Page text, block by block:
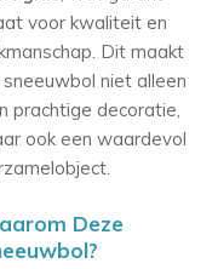
voor kwaliteit en
Dit maakt
niet alleen
prachtige decoratie,
ook een waardevol
Deze